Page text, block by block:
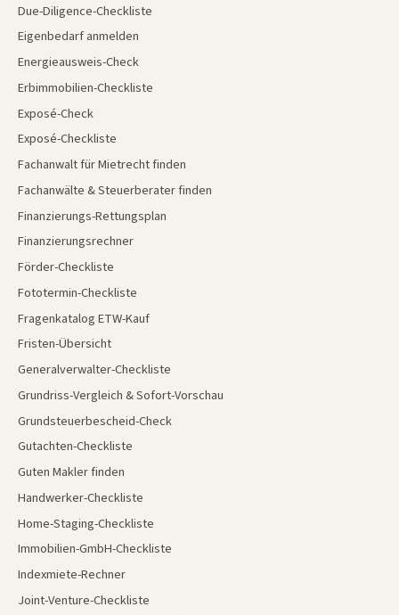
Due-Diligence-Checkliste
Eigenbedarf anmelden
Energieausweis-Check
Erbimmobilien-Checkliste
Exposé-Check
Exposé-Checkliste
Fachanwalt für Mietrecht finden
Fachanwälte & Steuerberater finden
Finanzierungs-Rettungsplan
Finanzierungsrechner
Förder-Checkliste
Fototermin-Checkliste
Fragenkatalog ETW-Kauf
Fristen-Übersicht
Generalverwalter-Checkliste
Grundriss-Vergleich & Sofort-Vorschau
Grundsteuerbescheid-Check
Gutachten-Checkliste
Guten Makler finden
Handwerker-Checkliste
Home-Staging-Checkliste
Immobilien-GmbH-Checkliste
Indexmiete-Rechner
Joint-Venture-Checkliste